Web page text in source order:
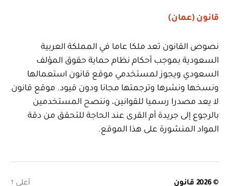
قانون (عمان)
نصوص القانون تعد ملكا عاما في المملكة العربية
السعودية بموجب أحكام نظام حماية حقوق المؤلف
السعودي ويجوز لمستخدمي موقع قانون استعمالها
ونسخها ونشرها وترجمتها مجانا ودون قيود. موقع قانون
لا يعد مصدرا رسميا للقوانين، وننصح المستخدمين
بالرجوع إلى جريدة أم القرى عند الحاجة للتحقق من دقة
المواد المنشورة على هذا الموقع.
© 2026 قانون أعلى ↑